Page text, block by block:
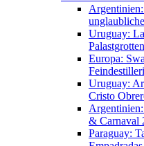
Uruguay:
Europa:
Uruguay:
Cristo
& Carnaval
Paraguay: